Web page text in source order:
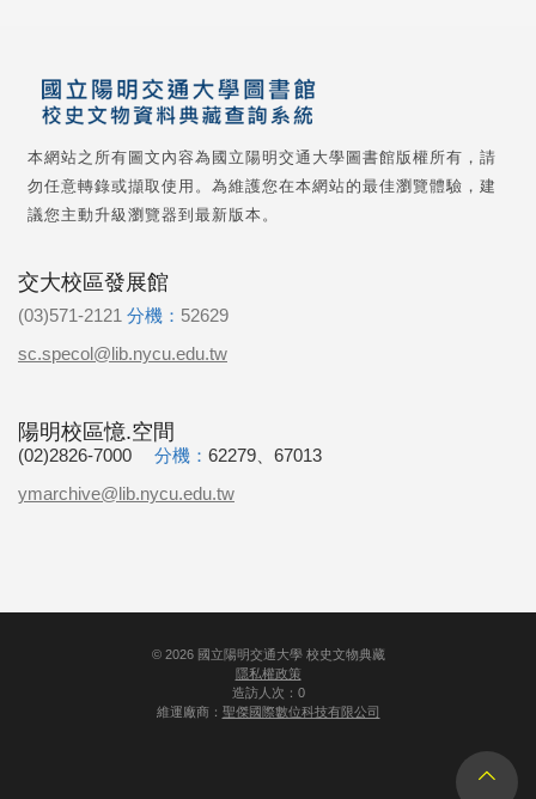
本網站之所有圖文內容為國立陽明交通大學圖書館版權所有，請
勿任意轉錄或擷取使用。為維護您在本網站的最佳瀏覽體驗，建
議您主動升級瀏覽器到最新版本。
交大校區發展館
(03)571-2121 分機： 52629
sc.specol@lib.nycu.edu.tw
陽明校區憶.空間
(02)2826-7000 分機： 62279、67013
ymarchive@lib.nycu.edu.tw
© 2026國立陽明交通大學 校史文物典藏
隱私權政策
造訪人次：0
維運廠商： 聖傑國際數位科技有限公司